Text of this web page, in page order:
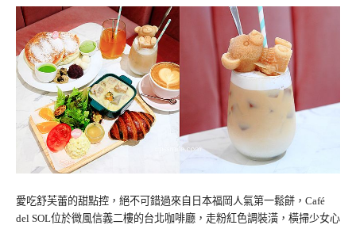
愛吃舒芙蕾的甜點控，絕不可錯過來自日本福岡人氣第一鬆餅，Café
del SOL位於微風信義二樓的台北咖啡廳，走粉紅色調裝潢，橫掃少女心